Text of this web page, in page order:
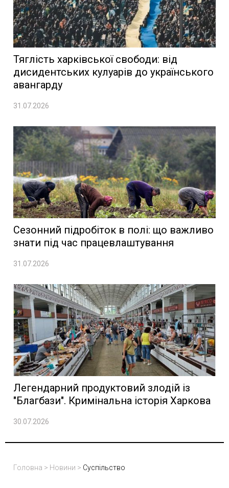
Тяглість харківської свободи: від
дисидентських кулуарів до українського
авангарду
31.07.2026
Сезонний підробіток в полі: що важливо
знати під час працевлаштування
31.07.2026
Легендарний продуктовий злодій із
"Благбази". Кримінальна історія Харкова
30.07.2026
Головна > Новини > Суспільство